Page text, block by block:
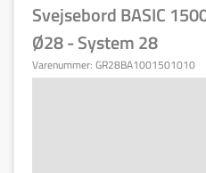
Svejsebord BASIC
Ø28 - System 28
Varenummer: GR28BA1001501010